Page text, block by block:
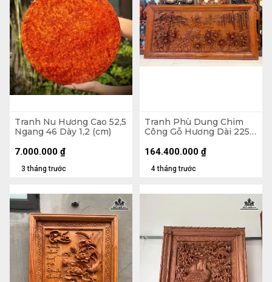
Tranh Nu Hương Cao 52,5
Ngang 46 Dày 1,2 (cm)
3 tháng trước
7.000.000 ₫
Tranh Phù Dung Chim
Công Gỗ Hương Dài 225
4 tháng trước
164.400.000 ₫